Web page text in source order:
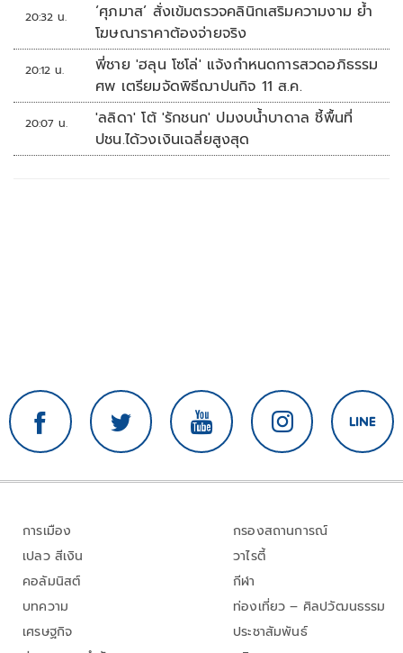
20:32 น.
‘ศุภมาส’ สั่งเข้มตรวจคลินิกเสริมความงาม ย้ำ
โฆษณาราคาต้องจ่ายจริง
20:12 น.
พี่ชาย 'ฮลุน โซโล่' แจ้งกำหนดการสวดอภิธรรม
ศพ เตรียมจัดพิธีฌาปนกิจ 11 ส.ค.
20:07 น.
'ลลิดา' โต้ 'รักชนก' ปมงบน้ำบาดาล ชี้พื้นที่
ปชน.ได้วงเงินเฉลี่ยสูงสุด
การเมือง
เปลว สีเงิน
คอลัมนิสต์
บทความ
เศรษฐกิจ
กรองสถานการณ์
วาไรตี้
กีฬา
ท่องเที่ยว – ศิลปวัฒนธรรม
ประชาสัมพันธ์